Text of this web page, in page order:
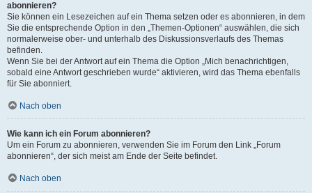
abonnieren?
Sie können ein Lesezeichen auf ein Thema setzen oder es abonnieren, in dem
Sie die entsprechende Option in den „Themen-Optionen“ auswählen, die sich
normalerweise ober- und unterhalb des Diskussionsverlaufs des Themas
befinden.
Wenn Sie bei der Antwort auf ein Thema die Option „Mich benachrichtigen,
sobald eine Antwort geschrieben wurde“ aktivieren, wird das Thema ebenfalls
für Sie abonniert.
Nach oben
Wie kann ich ein Forum abonnieren?
Um ein Forum zu abonnieren, verwenden Sie im Forum den Link „Forum
abonnieren“, der sich meist am Ende der Seite befindet.
Nach oben